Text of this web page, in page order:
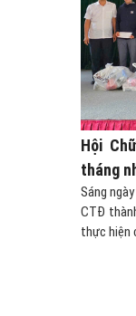
Hội
tháng
Sáng
CTĐ
thực hiện